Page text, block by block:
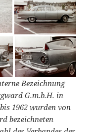
Bezeichnung
G.m.b.H. in
1962 wurden von
bezeichneten